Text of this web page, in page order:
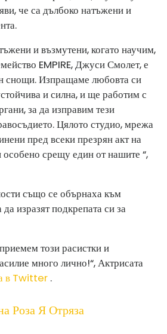
че са дълбоко натъжени и
и възмутени, когато научим,
EMPIRE, Джуси Смолет, е
снощи. Изпращаме любовта си
и силна, и ще работим с
за да изправим тези
Цялото студио, мрежа
пред всеки презрян акт на
срещу един от нашите “,
също се обърнаха към
изразят подкрепата си за
този расистки и
много лично!“, Актрисата
в Twitter .
Роза Я Отряза